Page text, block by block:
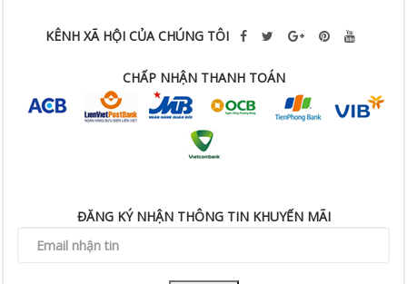
KÊNH XÃ HỘI CỦA CHÚNG TÔI
CHẤP NHẬN THANH TOÁN
ĐĂNG KÝ NHẬN THÔNG TIN KHUYẾN MÃI